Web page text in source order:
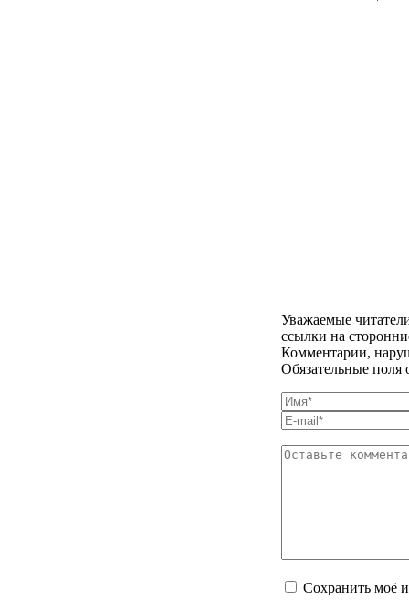
Уважаемые
ссылки на
Комментарии,
Обязательные поля
Сохранить моё